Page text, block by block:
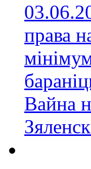
права
Вайна